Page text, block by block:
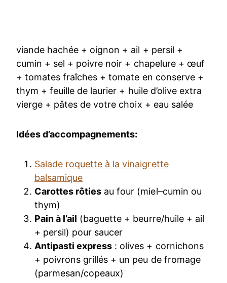
viande hachée + oignon + ail + persil +
cumin + sel + poivre noir + chapelure + œuf
+ tomates fraîches + tomate en conserve +
thym + feuille de laurier + huile d’olive extra
vierge + pâtes de votre choix + eau salée
Idées d’accompagnements:
Salade roquette à la vinaigrette
balsamique
Carottes rôties au four (miel–cumin ou
thym)
Pain à l’ail (baguette + beurre/huile + ail
+ persil) pour saucer
Antipasti express : olives + cornichons
+ poivrons grillés + un peu de fromage
(parmesan/copeaux)